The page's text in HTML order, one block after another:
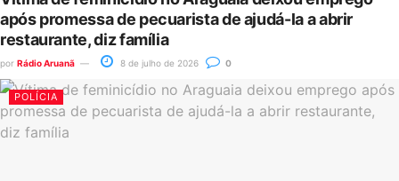
após promessa de pecuarista de ajudá-la a abrir
restaurante, diz família
por Rádio Aruanã 8 de julho de 2026 0
POLÍCIA